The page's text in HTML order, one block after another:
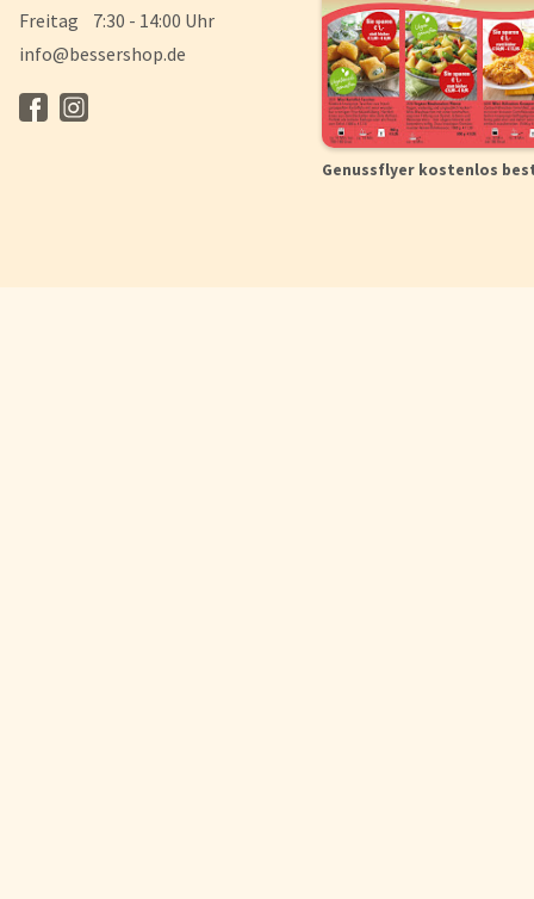
Freitag 7:30 - 14:00 Uhr
info@bessershop.de
Genussflyer kostenlos